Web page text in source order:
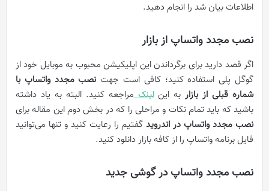
اطلاعات بیان شد را انجام دهید.
نصب مجدد واتساپ از بازار
اگر قصد دارید برای برگرداندن این اپلیکیشن محبوب به موبایل خود از
گوگل پلی استفاده کنید؛ کافی است جهتنصب مجدد واتساپ با
شماره قبلی از بازار به اینلینکمراجعه کنید. البته به یاد‌ داشته
باشید که باید تمام نکات و مراحلی را که در بخش دوم این مقاله برای
نصب مجدد واتساپ در اندرویدگفتیم را رعایت کنید و تنها می‌توانید
فایل برنامه واتساپ را از کافه بازار دانلود کنید.
نصب مجدد واتساپ در گوشی جدید